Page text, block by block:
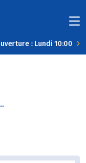
: Lundi 10:00